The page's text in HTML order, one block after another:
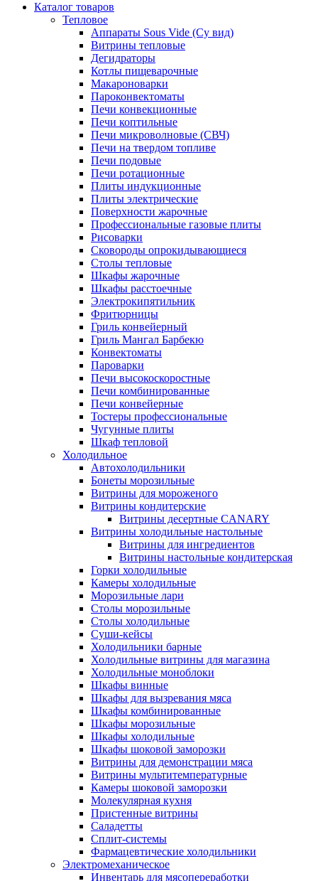
Каталог товаров
Тепловое
Аппараты Sous Vide (Су вид)
Витрины тепловые
Дегидраторы
Котлы пищеварочные
Макароноварки
Пароконвектоматы
Печи конвекционные
Печи коптильные
Печи микроволновые (СВЧ)
Печи на твердом топливе
Печи подовые
Печи ротационные
Плиты индукционные
Плиты электрические
Поверхности жарочные
Профессиональные газовые плиты
Рисоварки
Сковороды опрокидывающиеся
Столы тепловые
Шкафы жарочные
Шкафы расстоечные
Электрокипятильник
Фритюрницы
Гриль конвейерный
Гриль Мангал Барбекю
Конвектоматы
Пароварки
Печи высокоскоростные
Печи комбинированные
Печи конвейерные
Тостеры профессиональные
Чугунные плиты
Шкаф тепловой
Холодильное
Автохолодильники
Бонеты морозильные
Витрины для мороженого
Витрины кондитерские
Витрины десертные CANARY
Витрины холодильные настольные
Витрины для ингредиентов
Витрины настольные кондитерская
Горки холодильные
Камеры холодильные
Морозильные лари
Столы морозильные
Столы холодильные
Суши-кейсы
Холодильники барные
Холодильные витрины для магазина
Холодильные моноблоки
Шкафы винные
Шкафы для вызревания мяса
Шкафы комбинированные
Шкафы морозильные
Шкафы холодильные
Шкафы шоковой заморозки
Витрины для демонстрации мяса
Витрины мультитемпературные
Камеры шоковой заморозки
Молекулярная кухня
Пристенные витрины
Саладетты
Сплит-системы
Фармацевтические холодильники
Электромеханическое
Инвентарь для мясопереработки